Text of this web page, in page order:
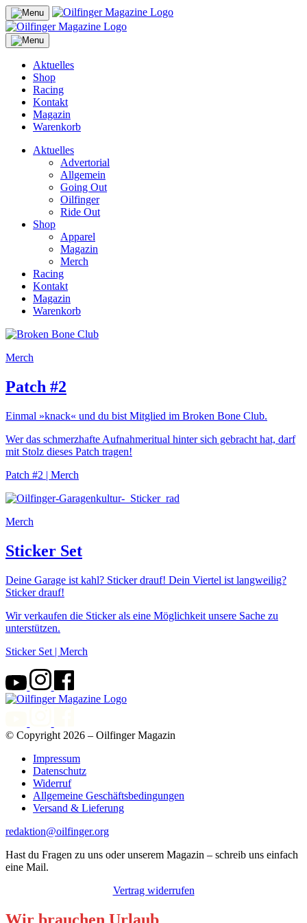
Aktuelles
Shop
Racing
Kontakt
Magazin
Warenkorb
Aktuelles
Advertorial
Allgemein
Going Out
Oilfinger
Ride Out
Shop
Apparel
Magazin
Merch
Racing
Kontakt
Magazin
Warenkorb
Merch
Patch #2
Einmal »knack« und du bist Mitglied im Broken Bone Club.
Wer das schmerzhafte Aufnahmeritual hinter sich gebracht hat, darf
mit Stolz dieses Patch tragen!
Patch #2 | Merch
Merch
Sticker Set
Deine Garage ist kahl? Sticker drauf! Dein Viertel ist langweilig?
Sticker drauf!
Wir verkaufen die Sticker als eine Möglichkeit unsere Sache zu
unterstützen.
Sticker Set | Merch
© Copyright 2026 – Oilfinger Magazin
Impressum
Datenschutz
Widerruf
Allgemeine Geschäftsbedingungen
Versand & Lieferung
redaktion@oilfinger.org
Hast du Fragen zu uns oder unserem Magazin – schreib uns einfach
eine Mail.
Vertrag widerrufen